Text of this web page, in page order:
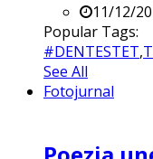
11/12/
Popular Tags:
#DENTESTET,
See All
Fotojurnal